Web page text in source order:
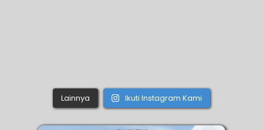
Lainnya Ikuti Instagram Kami